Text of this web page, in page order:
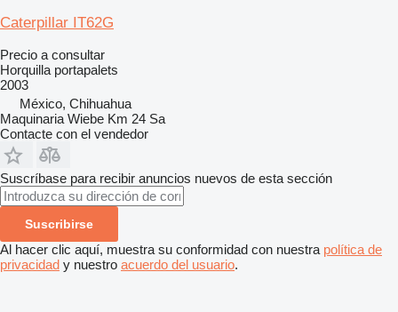
Caterpillar IT62G
Precio a consultar
Horquilla portapalets
2003
México, Chihuahua
Maquinaria Wiebe Km 24 Sa
Contacte con el vendedor
Suscríbase para recibir anuncios nuevos de esta sección
Suscribirse
Al hacer clic aquí, muestra su conformidad con nuestra política de
privacidad y nuestro acuerdo del usuario.